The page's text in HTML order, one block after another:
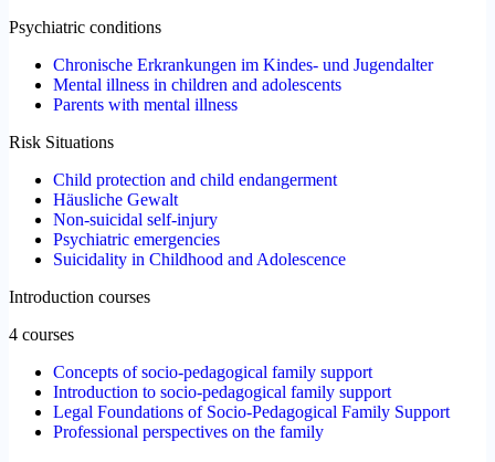
Psychiatric conditions
Chronische Erkrankungen im Kindes- und Jugendalter
Mental illness in children and adolescents
Parents with mental illness
Risk Situations
Child protection and child endangerment
Häusliche Gewalt
Non-suicidal self-injury
Psychiatric emergencies
Suicidality in Childhood and Adolescence
Introduction courses
4 courses
Concepts of socio-pedagogical family support
Introduction to socio-pedagogical family support
Legal Foundations of Socio-Pedagogical Family Support
Professional perspectives on the family